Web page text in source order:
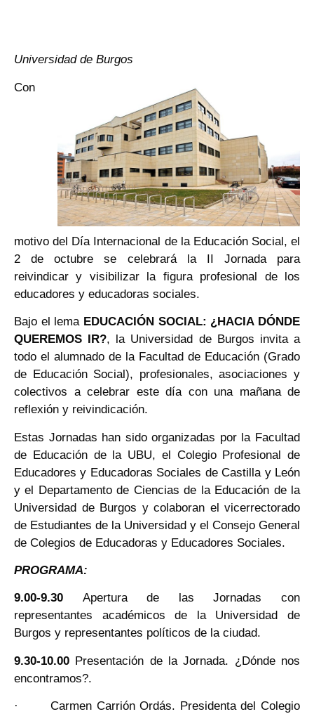
Universidad de Burgos
Con
motivo del Día Internacional de la Educación Social, el
2 de octubre se celebrará la II Jornada para
reivindicar y visibilizar la figura profesional de los
educadores y educadoras sociales.
Bajo el lema EDUCACIÓN SOCIAL: ¿HACIA DÓNDE
QUEREMOS IR?, la Universidad de Burgos invita a
todo el alumnado de la Facultad de Educación (Grado
de Educación Social), profesionales, asociaciones y
colectivos a celebrar este día con una mañana de
reflexión y reivindicación.
Estas Jornadas han sido organizadas por la Facultad
de Educación de la UBU, el Colegio Profesional de
Educadores y Educadoras Sociales de Castilla y León
y el Departamento de Ciencias de la Educación de la
Universidad de Burgos y colaboran el vicerrectorado
de Estudiantes de la Universidad y el Consejo General
de Colegios de Educadoras y Educadores Sociales.
PROGRAMA:
9.00-9.30 Apertura de las Jornadas con
representantes académicos de la Universidad de
Burgos y representantes políticos de la ciudad.
9.30-10.00 Presentación de la Jornada. ¿Dónde nos
encontramos?.
· Carmen Carrión Ordás. Presidenta del Colegio